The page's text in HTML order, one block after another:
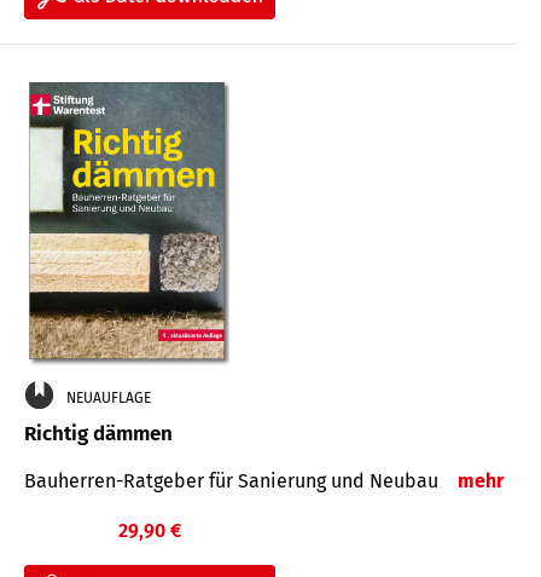
NEUAUFLAGE
Richtig dämmen
Bauherren-Ratgeber für Sanierung und Neubau mehr
29,90 €